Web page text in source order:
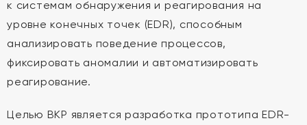
к системам обнаружения и реагирования на
уровне конечных точек (EDR), способным
анализировать поведение процессов,
фиксировать аномалии и автоматизировать
реагирование.
Целью ВКР является разработка прототипа EDR-